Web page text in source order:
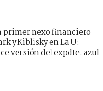
primer nexo financiero
y Kiblisky en La U:
versión del expdte. azul